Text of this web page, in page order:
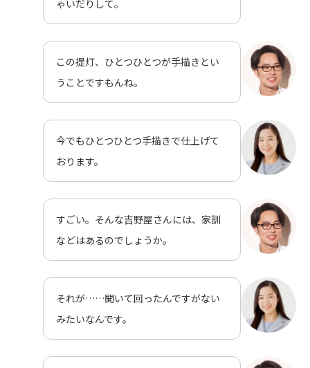
ゃいだりして。
この提灯、ひとつひとつが手描きとい
うことですもんね。
今でもひとつひとつ手描きで仕上げて
おります。
すごい。そんな吉野屋さんには、家訓
などはあるのでしょうか。
それが……聞いて回ったんですがない
みたいなんです。